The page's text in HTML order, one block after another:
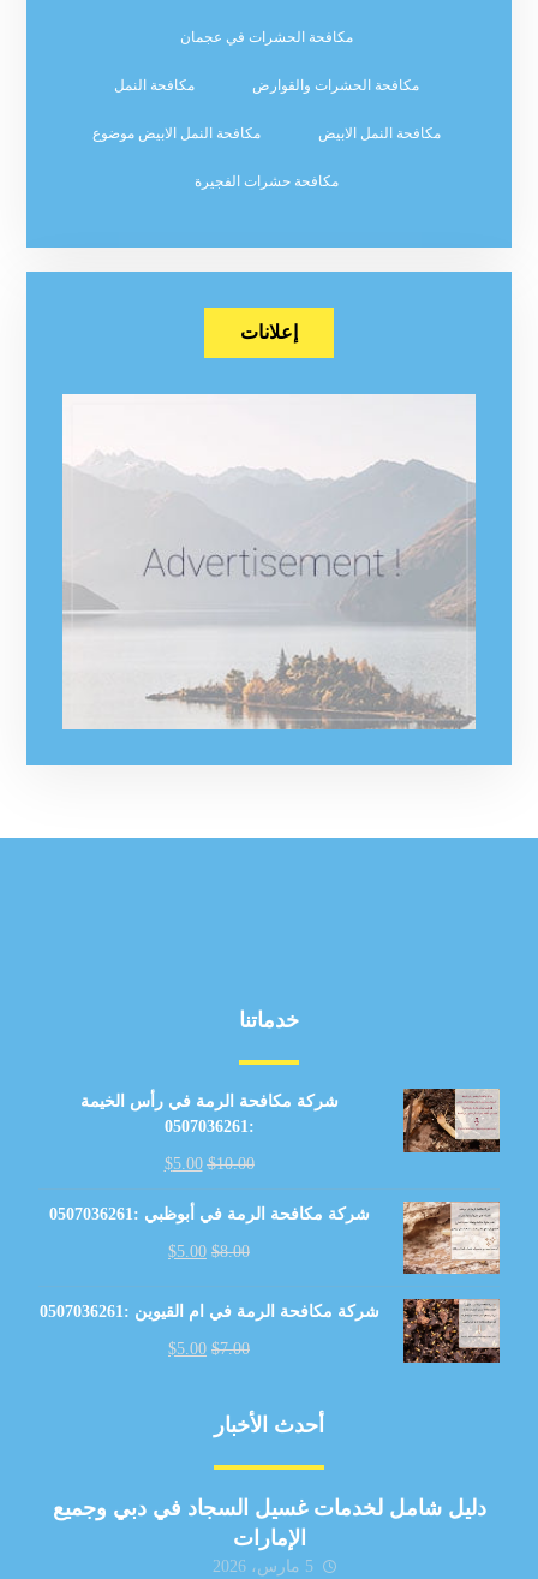
مكافحة الحشرات في عجمان
مكافحة الحشرات والقوارض مكافحة النمل
مكافحة النمل الابيض مكافحة النمل الابيض موضوع
مكافحة حشرات الفجيرة
إعلانات
خدماتنا
شركة مكافحة الرمة في رأس الخيمة
:0507036261
$10.00
$5.00
شركة مكافحة الرمة في أبوظبي :0507036261
$8.00
$5.00
شركة مكافحة الرمة في ام القيوين :0507036261
$7.00
$5.00
أحدث الأخبار
دليل شامل لخدمات غسيل السجاد في دبي وجميع
الإمارات
5 مارس، 2026